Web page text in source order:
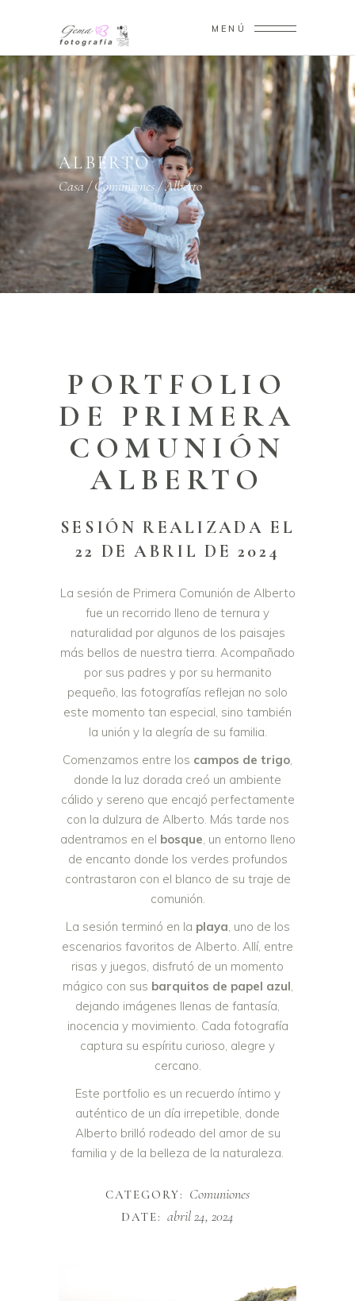
MENÚ
ALBERTO
Casa/Comuniones/Alberto
PORTFOLIO
DE PRIMERA
COMUNIÓN
ALBERTO
SESIÓN REALIZADA EL
22 DE ABRIL DE 2024
La sesión de Primera Comunión de Alberto
fue un recorrido lleno de ternura y
naturalidad por algunos de los paisajes
más bellos de nuestra tierra. Acompañado
por sus padres y por su hermanito
pequeño, las fotografías reflejan no solo
este momento tan especial, sino también
la unión y la alegría de su familia.
Comenzamos entre los campos de trigo
donde la luz dorada creó un ambiente
cálido y sereno que encajó perfectamente
con la dulzura de Alberto. Más tarde nos
adentramos en el bosque , un entorno lleno
de encanto donde los verdes profundos
contrastaron con el blanco de su traje de
comunión.
La sesión terminó en la playa , uno de los
escenarios favoritos de Alberto. Allí, entre
risas y juegos, disfrutó de un momento
mágico con sus barquitos de papel azul
dejando imágenes llenas de fantasía,
inocencia y movimiento. Cada fotografía
captura su espíritu curioso, alegre y
cercano.
Este portfolio es un recuerdo íntimo y
auténtico de un día irrepetible, donde
Alberto brilló rodeado del amor de su
familia y de la belleza de la naturaleza.
CATEGORY: Comuniones
DATE: abril 24, 2024